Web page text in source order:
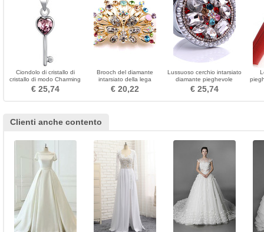
Ciondolo di cristallo di
cristallo di modo Charming
Ciondolo di cristallo
€ 25,74
Brooch del diamante
intarsiato della lega
splendida del grado
superiore di Phoenix
€ 20,22
Lussuoso cerchio intarsiato
diamante pieghevole
piccolo specchio del
fumetto
€ 25,74
Clienti anche contento